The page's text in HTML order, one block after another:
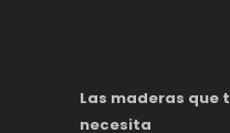
Las maderas que
necesita